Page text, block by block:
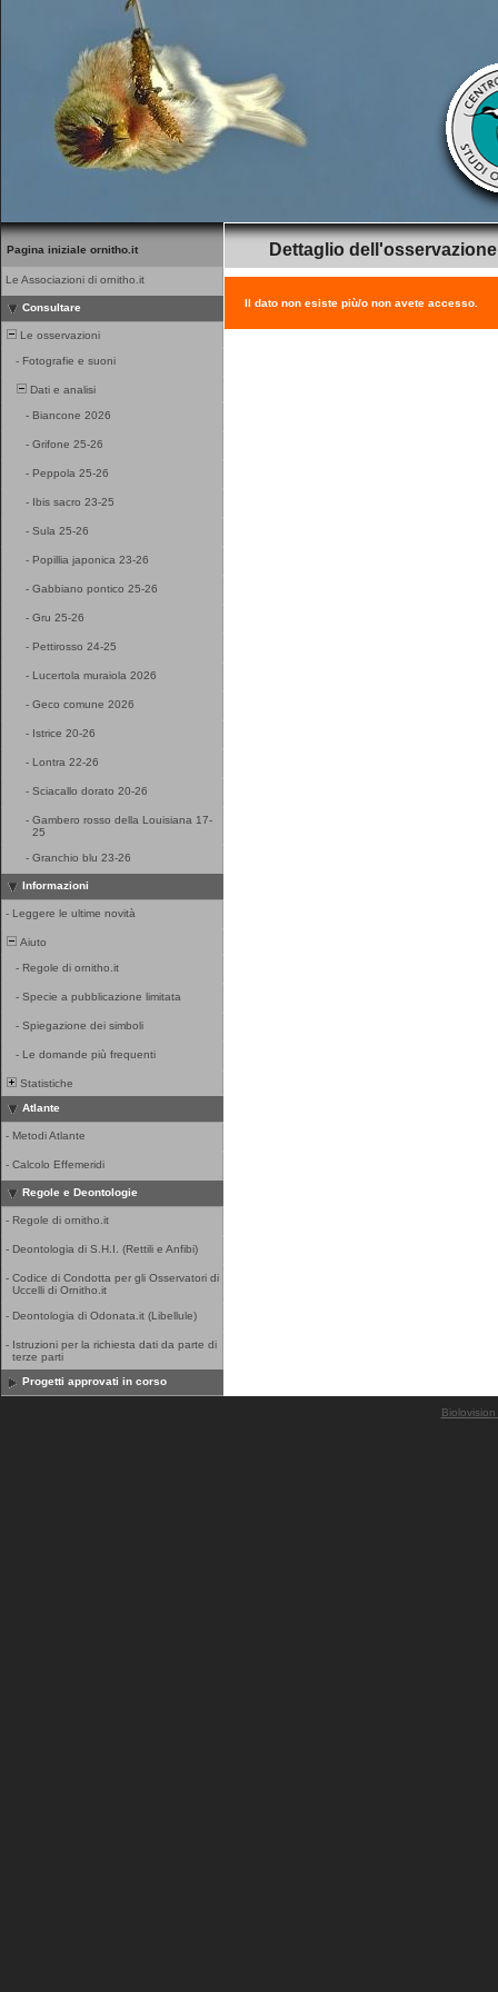
Pagina iniziale ornitho.it
Le Associazioni di ornitho.it
Consultare
Le osservazioni
- Fotografie e suoni
Dati e analisi
- Biancone 2026
- Grifone 25-26
- Peppola 25-26
- Ibis sacro 23-25
- Sula 25-26
- Popillia japonica 23-26
- Gabbiano pontico 25-26
- Gru 25-26
- Pettirosso 24-25
- Lucertola muraiola 2026
- Geco comune 2026
- Istrice 20-26
- Lontra 22-26
- Sciacallo dorato 20-26
- Gambero rosso della Louisiana 17-
25
- Granchio blu 23-26
Informazioni
- Leggere le ultime novità
Aiuto
- Regole di ornitho.it
- Specie a pubblicazione limitata
- Spiegazione dei simboli
- Le domande più frequenti
Statistiche
Atlante
- Metodi Atlante
- Calcolo Effemeridi
Regole e Deontologie
- Regole di ornitho.it
- Deontologia di S.H.I. (Rettili e Anfibi)
- Codice di Condotta per gli Osservatori di
Uccelli di Ornitho.it
- Deontologia di Odonata.it (Libellule)
- Istruzioni per la richiesta dati da parte di
terze parti
Progetti approvati in corso
Dettaglio dell'osservazione
Il dato non esiste più/o non avete accesso.
Biolovision